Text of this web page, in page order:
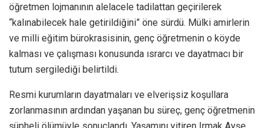
öğretmen lojmanının alelacele tadilattan geçirilerek
“kalınabilecek hale getirildiğini” öne sürdü. Mülki amirlerin
ve milli eğitim bürokrasisinin, genç öğretmenin o köyde
kalması ve çalışması konusunda ısrarcı ve dayatmacı bir
tutum sergilediği belirtildi.
Resmi kurumların dayatmaları ve elverişsiz koşullara
zorlanmasının ardından yaşanan bu süreç, genç öğretmenin